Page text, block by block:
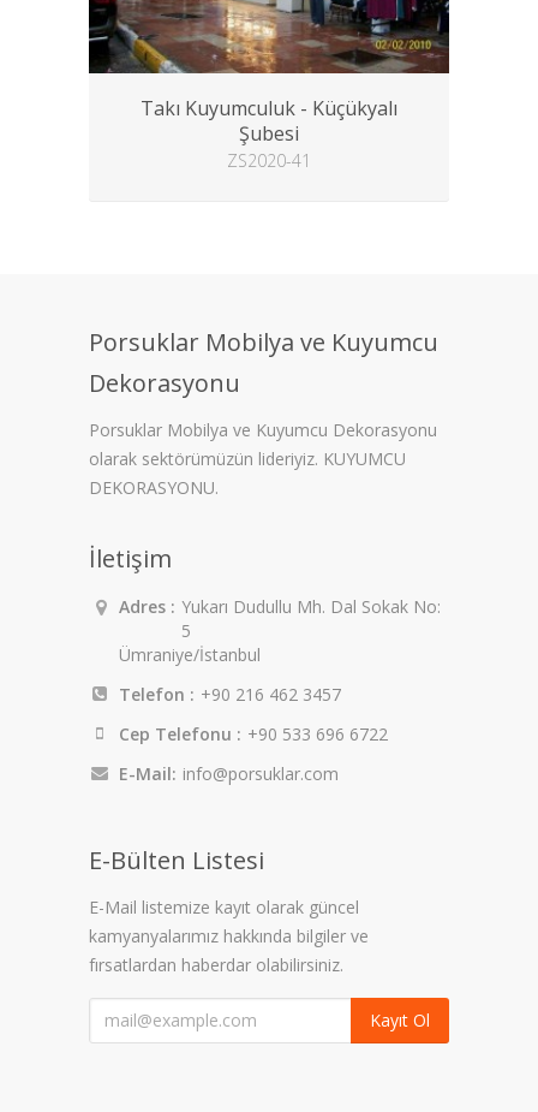
Takı Kuyumculuk - Küçükyalı
Şubesi
ZS2020-41
Porsuklar Mobilya ve Kuyumcu
Dekorasyonu
Porsuklar Mobilya ve Kuyumcu Dekorasyonu
olarak sektörümüzün lideriyiz. KUYUMCU
DEKORASYONU.
İletişim
Adres : Yukarı Dudullu Mh. Dal Sokak No:
5
Ümraniye/İstanbul
Telefon : +90 216 462 3457
Cep Telefonu : +90 533 696 6722
E-Mail: info@porsuklar.com
E-Bülten Listesi
E-Mail listemize kayıt olarak güncel
kamyanyalarımız hakkında bilgiler ve
fırsatlardan haberdar olabilirsiniz.
Kayıt Ol